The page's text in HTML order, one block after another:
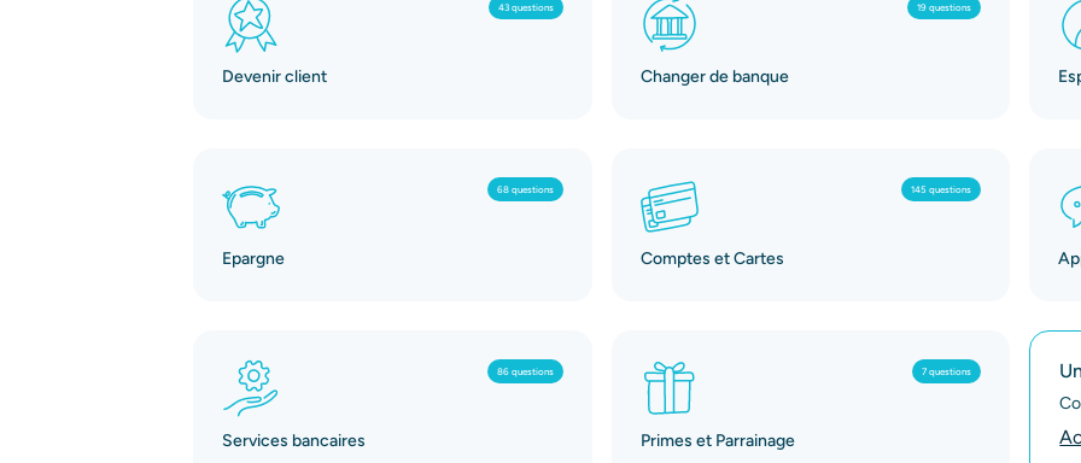
43 questions
Devenir client
19 questions
Changer de banque
68 questions
Epargne
145 questions
Comptes et Cartes
86 questions
Services bancaires
7 questions
Primes et Parrainage